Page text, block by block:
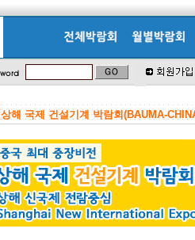
상해 국제 건설기계 박람회(BAUMA-